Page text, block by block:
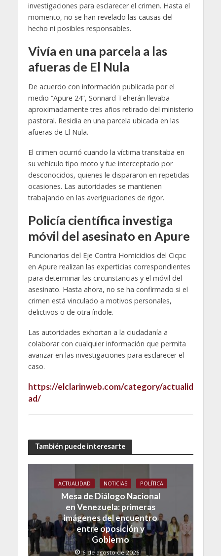
investigaciones para esclarecer el crimen. Hasta el
momento, no se han revelado las causas del
hecho ni posibles responsables.
Vivía en una parcela a las
afueras de El Nula
De acuerdo con información publicada por el
medio “Apure 24”, Sonnard Teherán llevaba
aproximadamente tres años retirado del ministerio
pastoral. Residia en una parcela ubicada en las
afueras de El Nula.
El crimen ocurrió cuando la víctima transitaba en
su vehículo tipo moto y fue interceptado por
desconocidos, quienes le dispararon en repetidas
ocasiones. Las autoridades se mantienen
trabajando en las averiguaciones de rigor.
Policía científica investiga
móvil del asesinato en Apure
Funcionarios del Eje Contra Homicidios del Cicpc
en Apure realizan las experticias correspondientes
para determinar las circunstancias y el móvil del
asesinato. Hasta ahora, no se ha confirmado si el
crimen está vinculado a motivos personales,
delictivos o de otra índole.
Las autoridades exhortan a la ciudadanía a
colaborar con cualquier información que permita
avanzar en las investigaciones para esclarecer el
caso.
https://elclarinweb.com/category/actualid
ad/
También puede interesarte
ACTUALIDAD NOTICIAS POLÍTICA
Mesa de Diálogo Nacional
en Venezuela: primeras
imágenes del encuentro
entre oposición y
Gobierno
6 de agosto de 2026